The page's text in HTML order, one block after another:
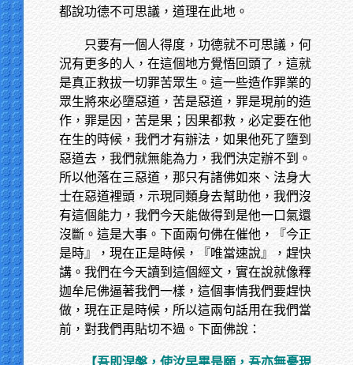
都說功德不可思議，道理在此地。
只要有一個人得度，功德就不可思議，何
況有更多的人，在這個地方覺悟回頭了，這就
是真正救拔一切罪苦眾生。這一些造作罪業的
眾生將來必墮惡道，苦是惡道，罪是現前的造
作，罪是因，苦是果；因果都救，必定要在他
在生的時候，我們才有辦法，如果他死了墮到
惡道去，我們就無能為力，我們決定辦不到。
所以他落在三惡道，那只有諸佛如來、法身大
士在惡道裡頭，示現同類身去幫助他，我們沒
有這個能力，我們今天能做得到是他一口氣還
沒斷。這是大事。下面兩句佛在催他，『今正
是時』，現在正是時候，『唯當速說』，趕快
講。我們在今天讀到這個經文，實在說就像釋
迦牟尼佛逼著我們一樣，這個事情我們要趕快
做，現在正是時候，所以這兩句話用在我們當
前，對我們再貼切不過。下面佛說：
【吾即涅槃，使汝早畢是願，吾亦無憂現